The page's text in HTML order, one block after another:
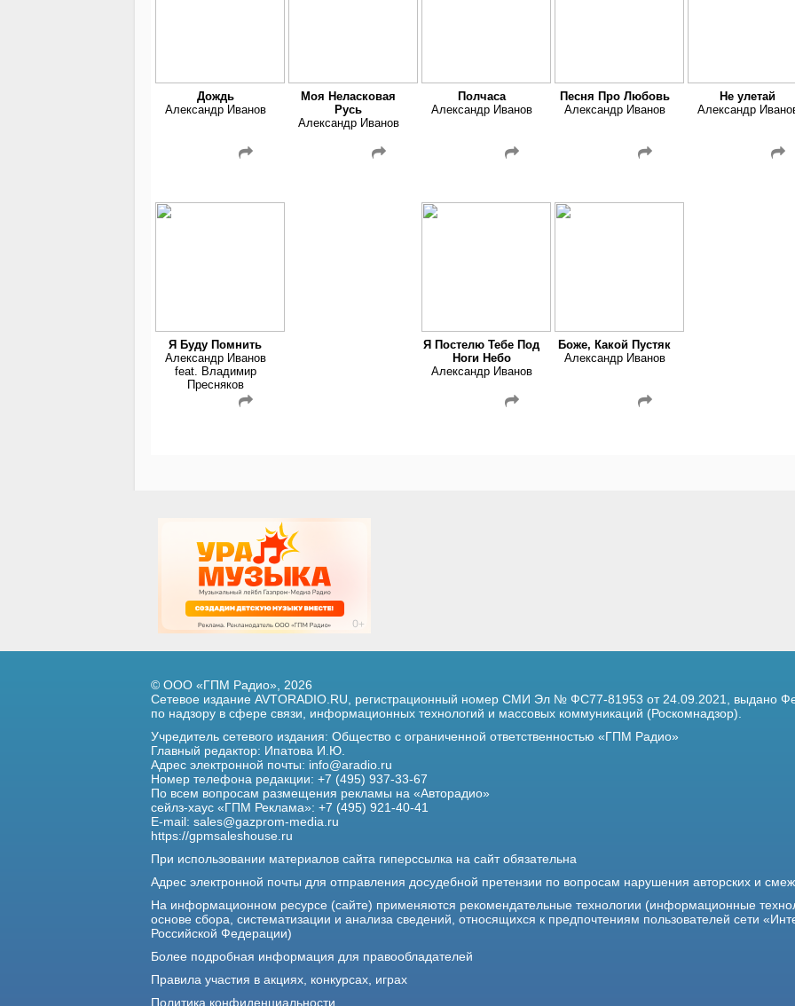
Дождь
Александр Иванов
Моя Неласковая
Русь
Александр Иванов
Полчаса
Александр Иванов
Песня Про Любовь
Александр Иванов
Не улетай
Александр
Я Буду Помнить
Александр Иванов
feat. Владимир
Пресняков
Я Постелю Тебе Под
Ноги Небо
Александр Иванов
Боже, Какой Пустяк
Александр Иванов
© ООО «ГПМ Радио», 2026
Сетевое издание AVTORADIO.RU, регистрационный номер СМИ Эл № ФС77-81953 от 24.09.2021,
выдано
по надзору в сфере связи,
информационных технологий и массовых коммуникаций (Роскомнадзор).
Учредитель сетевого издания: Общество с ограниченной ответственностью «ГПМ Радио»
Главный редактор: Ипатова И.Ю.
Адрес электронной почты: info@aradio.ru
Номер телефона редакции: +7 (495) 937-33-67
По всем вопросам размещения рекламы на «Авторадио»
сейлз-хаус «ГПМ Реклама»: +7 (495) 921-40-41
E-mail: sales@gazprom-media.ru
https://gpmsaleshouse.ru
При использовании материалов сайта гиперссылка на сайт обязательна
Адрес электронной почты для отправления досудебной претензии по вопросам нарушения авторских и
На информационном ресурсе (сайте) применяются рекомендательные технологии (информационные
основе сбора, систематизации и анализа сведений, относящихся к предпочтениям пользователей сети
Российской Федерации)
Более подробная информация для правообладателей
Правила участия в акциях, конкурсах, играх
Политика конфиденциальности